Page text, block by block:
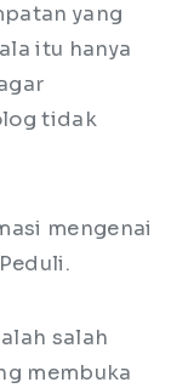
yang
itu hanya
tidak
mengenai
salah
membuka